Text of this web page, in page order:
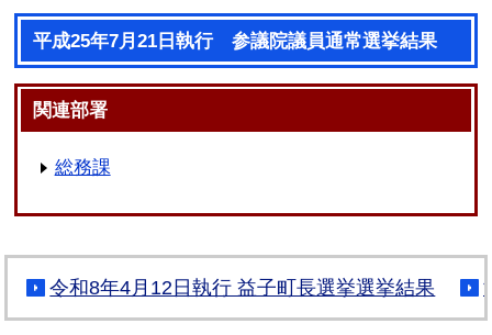
平成25年7月21日執行 参議院議員通常選挙結果
関連部署
総務課
令和8年4月12日執行 益子町長選挙選挙結果